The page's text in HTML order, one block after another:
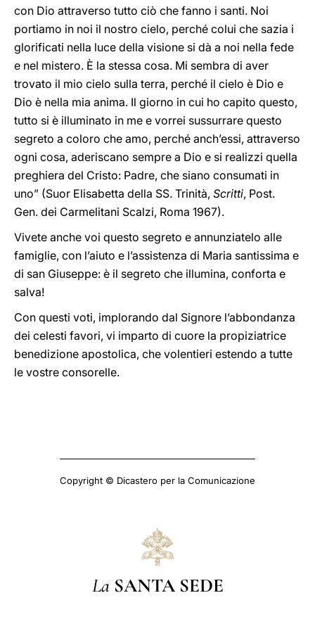
con Dio attraverso tutto ciò che fanno i santi. Noi
portiamo in noi il nostro cielo, perché colui che sazia i
glorificati nella luce della visione si dà a noi nella fede
e nel mistero. È la stessa cosa. Mi sembra di aver
trovato il mio cielo sulla terra, perché il cielo è Dio e
Dio è nella mia anima. Il giorno in cui ho capito questo,
tutto si è illuminato in me e vorrei sussurrare questo
segreto a coloro che amo, perché anch’essi, attraverso
ogni cosa, aderiscano sempre a Dio e si realizzi quella
preghiera del Cristo: Padre, che siano consumati in
uno” (Suor Elisabetta della SS. Trinità, Scritti, Post.
Gen. dei Carmelitani Scalzi, Roma 1967).
Vivete anche voi questo segreto e annunziatelo alle
famiglie, con l’aiuto e l’assistenza di Maria santissima e
di san Giuseppe: è il segreto che illumina, conforta e
salva!
Con questi voti, implorando dal Signore l’abbondanza
dei celesti favori, vi imparto di cuore la propiziatrice
benedizione apostolica, che volentieri estendo a tutte
le vostre consorelle.
Copyright © Dicastero per la Comunicazione
La SANTA SEDE